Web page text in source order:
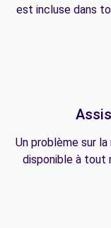
est incluse dans
Un problème sur
disponible à tout